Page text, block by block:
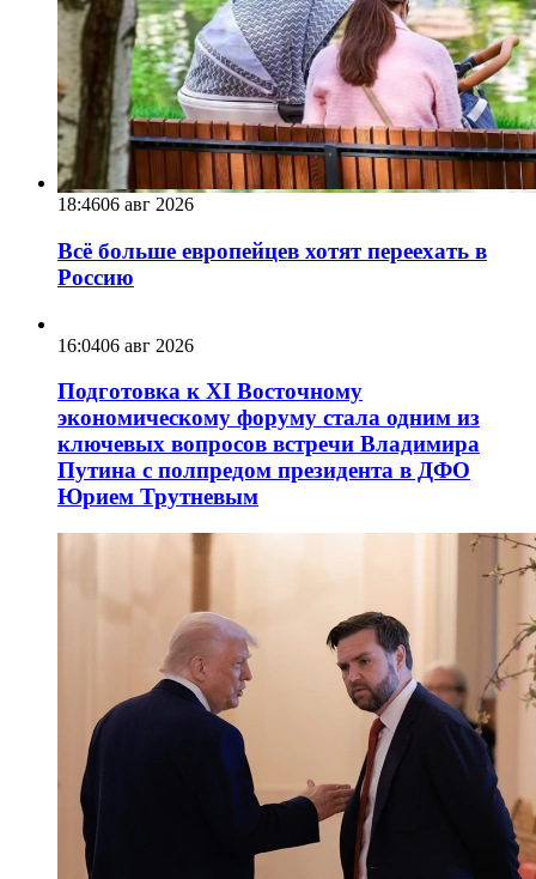
18:4606 авг 2026
Всё больше европейцев хотят переехать в
Россию
16:0406 авг 2026
Подготовка к XI Восточному
экономическому форуму стала одним из
ключевых вопросов встречи Владимира
Путина с полпредом президента в ДФО
Юрием Трутневым